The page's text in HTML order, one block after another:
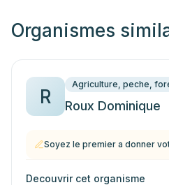
Organismes
R
Agriculture, peche,
Roux Dominique
Soyez le premier a donner
Decouvrir cet organisme